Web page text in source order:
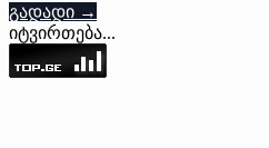
გადადი →
იტვირთება...